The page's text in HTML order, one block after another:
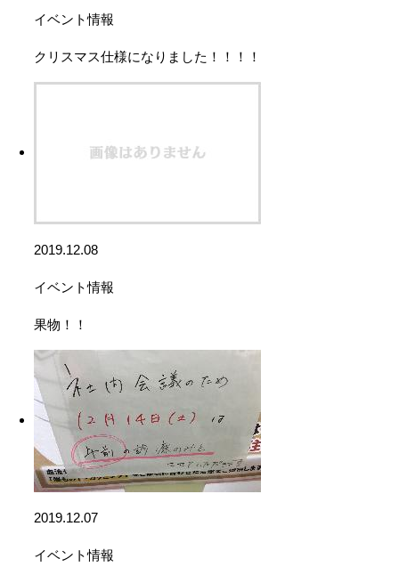
イベント情報
クリスマス仕様になりました！！！！
2019.12.08
イベント情報
果物！！
2019.12.07
イベント情報